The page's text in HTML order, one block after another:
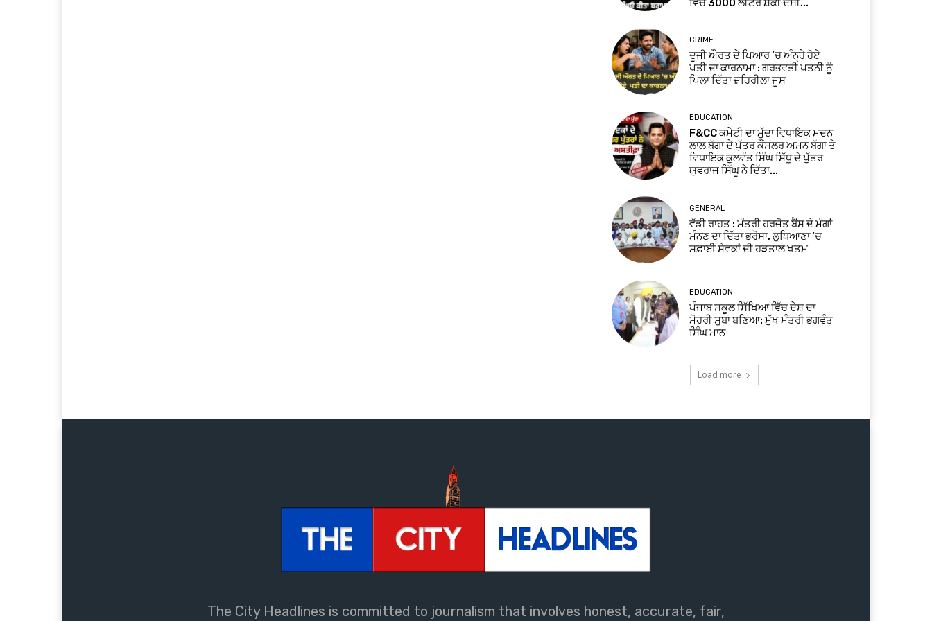
ਵਿੱਚ 3000 ਲੀਟਰ ਸ਼ੱਕੀ ਦੇਸੀ...
CRIME
ਦੂਜੀ ਔਰਤ ਦੇ ਪਿਆਰ ’ਚ ਅੰਨ੍ਹੇ ਹੋਏ
ਪਤੀ ਦਾ ਕਾਰਨਾਮਾ : ਗਰਭਵਤੀ ਪਤਨੀ ਨੂੰ
ਪਿਲਾ ਦਿੱਤਾ ਜ਼ਹਿਰੀਲਾ ਜੂਸ
EDUCATION
F&CC ਕਮੇਟੀ ਦਾ ਮੁੱਦਾ ਵਿਧਾਇਕ ਮਦਨ
ਲਾਲ ਬੱਗਾ ਦੇ ਪੁੱਤਰ ਕੌਂਸਲਰ ਅਮਨ ਬੱਗਾ ਤੇ
ਵਿਧਾਇਕ ਕੁਲਵੰਤ ਸਿੰਘ ਸਿੱਧੂ ਦੇ ਪੁੱਤਰ
ਯੁਵਰਾਜ ਸਿੱਘੂ ਨੇ ਦਿੱਤਾ...
GENERAL
ਵੱਡੀ ਰਾਹਤ : ਮੰਤਰੀ ਹਰਜੋਤ ਬੈਂਸ ਦੇ ਮੰਗਾਂ
ਮੰਨਣ ਦਾ ਦਿੱਤਾ ਭਰੋਸਾ, ਲੁਧਿਆਣਾ ’ਚ
ਸਫ਼ਾਈ ਸੇਵਕਾਂ ਦੀ ਹੜਤਾਲ ਖਤਮ
EDUCATION
ਪੰਜਾਬ ਸਕੂਲ ਸਿੱਖਿਆ ਵਿੱਚ ਦੇਸ਼ ਦਾ
ਮੋਹਰੀ ਸੂਬਾ ਬਣਿਆ: ਮੁੱਖ ਮੰਤਰੀ ਭਗਵੰਤ
ਸਿੰਘ ਮਾਨ
Load more
The City Headlines is committed to journalism that involves honest, accurate, fair,